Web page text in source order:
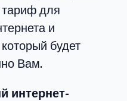
для
и
будет
Вам.
интернет-